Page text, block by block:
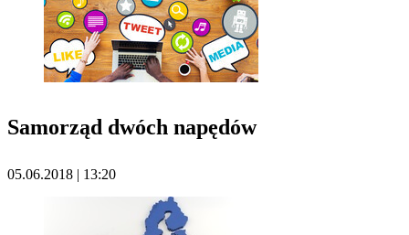
Samorząd dwóch napędów
05.06.2018 | 13:20